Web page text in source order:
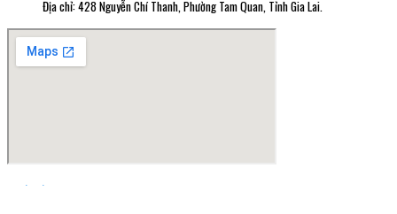
Địa chỉ: 428 Nguyễn Chí Thanh, Phường Tam Quan, Tỉnh Gia Lai.
Thiết kế web Quy Nhơn Greensoft.vn